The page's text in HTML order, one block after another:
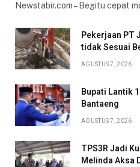
Newstabir.com – Begitu cepat
Pekerjaan PT
tidak Sesuai
AGUSTUS 7, 2026
Bupati Lantik
Bantaeng
AGUSTUS 7, 2026
TPS3R Jadi
Melinda Aksa